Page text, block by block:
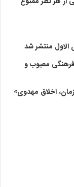
الاول منتشر شد
معیوب و
اخلاق مهدوی»